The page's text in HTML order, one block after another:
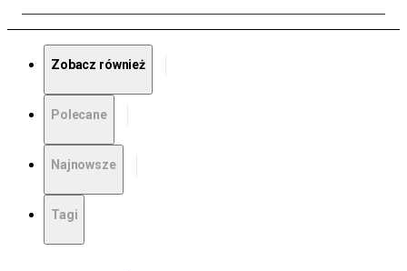
Zobacz również
Polecane
Najnowsze
Tagi